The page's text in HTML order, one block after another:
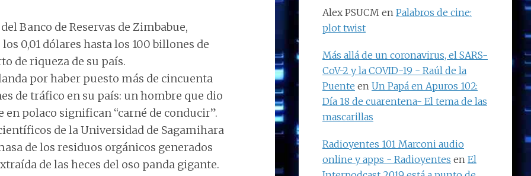
Banco de Reservas de Zimbabue,
0,01 dólares hasta los 100 billones de
de riqueza de su país.
por haber puesto más de cincuenta
de tráfico en su país: un hombre que dio
en polaco significan “carné de conducir”.
de la Universidad de Sagamihara
de los residuos orgánicos generados
de las heces del oso panda gigante.
Alex PSUCM en Palabros de cine:
plot twist
Más allá de un coronavirus, el SARS-
CoV-2 y la COVID-19 - Raúl de la
Puente en Un Papá en Apuros 102:
Día 18 de cuarentena- El tema de las
mascarillas
Radioyentes 101 Marconi audio
online y apps - Radioyentes en El